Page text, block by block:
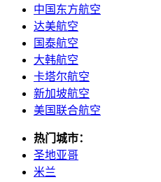
中国东方航空
达美航空
国泰航空
大韩航空
卡塔尔航空
新加坡航空
美国联合航空
热门城市：
圣地亚哥
米兰